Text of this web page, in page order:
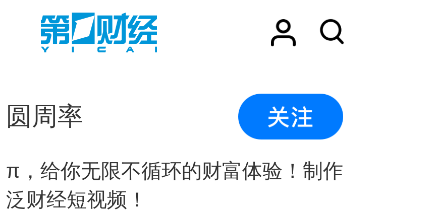
圆周率
π，给你无限不循环的财富体验！制作
泛财经短视频！